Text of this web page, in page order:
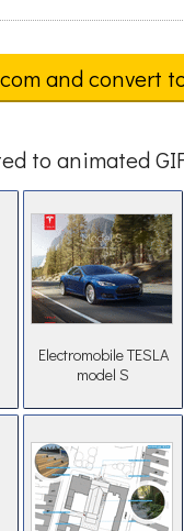
and convert
to animated
Electromobile TESLA
model S